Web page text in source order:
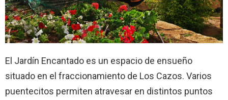
El Jardín Encantado es un espacio de ensueño
situado en el fraccionamiento de Los Cazos. Varios
puentecitos permiten atravesar en distintos puntos